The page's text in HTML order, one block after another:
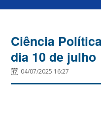
Ciência
dia 10 de julho
04/07/2025 16:27